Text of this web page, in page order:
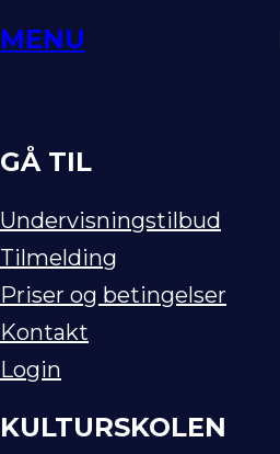
til
MENU
GÅ TIL
Undervisningstilbud
Tilmelding
Priser og betingelser
Kontakt
Login
KULTURSKOLEN